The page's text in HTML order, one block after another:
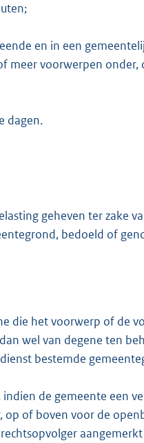
en in een
meer voorwerpen
dagen.
geheven ter zake
bedoeld of
die het voorwerp of de
wel van degene ten
bestemde
de gemeente een
of boven voor de